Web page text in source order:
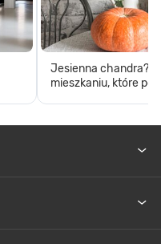
Jesienna chandra?
mieszkaniu, które